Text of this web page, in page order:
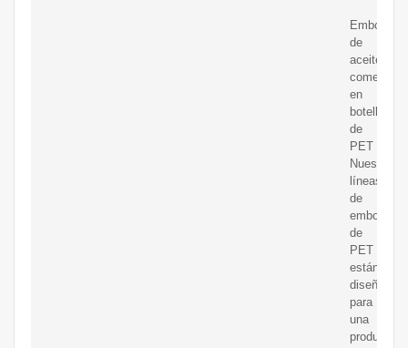
de
aceite
comestible
en
botella
de
PET
Nuestras
líneas
de
de
PET
están
diseñadas
para
una
producción